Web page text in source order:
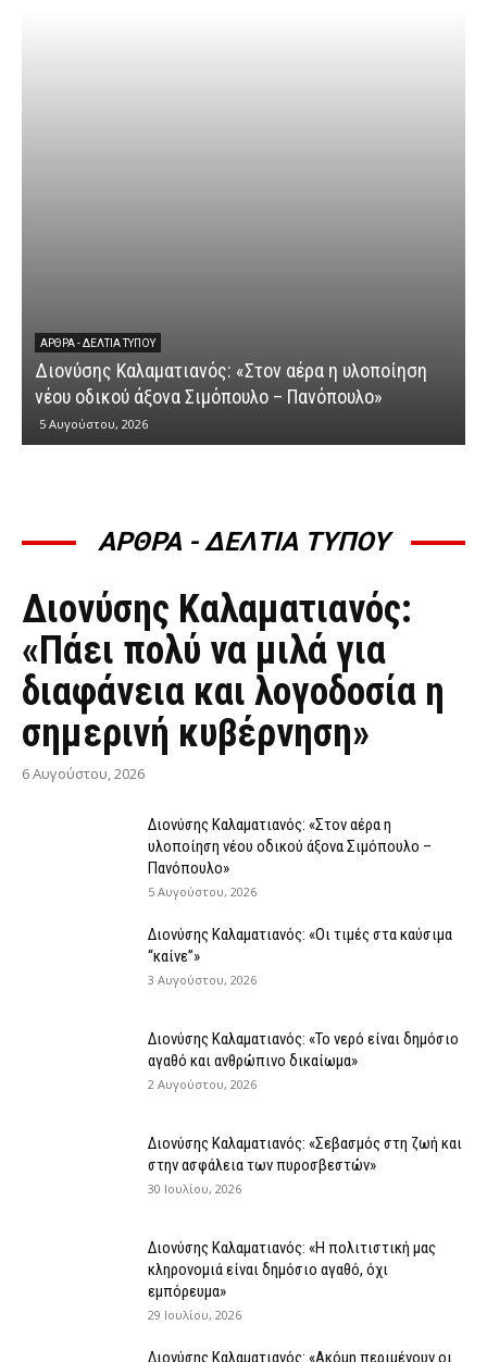
ΆΡΘΡΑ - ΔΕΛΤΊΑ ΤΎΠΟΥ
Διονύσης Καλαματιανός: «Στον αέρα η υλοποίηση
νέου οδικού άξονα Σιμόπουλο – Πανόπουλο»
5 Αυγούστου, 2026
ΑΡΘΡΑ - ΔΕΛΤΙΑ ΤΥΠΟΥ
ΆΡΘΡΑ - ΔΕΛΤΊΑ ΤΎΠΟΥ
Διονύσης Καλαματιανός:
«Πάει πολύ να μιλά για
διαφάνεια και λογοδοσία η
σημερινή κυβέρνηση»
6 Αυγούστου, 2026
Διονύσης Καλαματιανός: «Στον αέρα η
υλοποίηση νέου οδικού άξονα Σιμόπουλο –
Πανόπουλο»
5 Αυγούστου, 2026
Διονύσης Καλαματιανός: «Οι τιμές στα καύσιμα
“καίνε”»
3 Αυγούστου, 2026
Διονύσης Καλαματιανός: «Το νερό είναι δημόσιο
αγαθό και ανθρώπινο δικαίωμα»
2 Αυγούστου, 2026
Διονύσης Καλαματιανός: «Σεβασμός στη ζωή και
στην ασφάλεια των πυροσβεστών»
30 Ιουλίου, 2026
Διονύσης Καλαματιανός: «Η πολιτιστική μας
κληρονομιά είναι δημόσιο αγαθό, όχι
εμπόρευμα»
29 Ιουλίου, 2026
Διονύσης Καλαματιανός: «Ακόμη περιμένουν οι